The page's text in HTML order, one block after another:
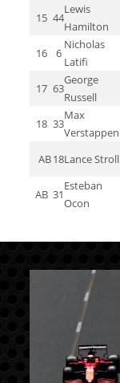
15 44
Lewis
Hamilton
16 6
Nicholas
Latifi
17 63
George
Russell
18 33
Max
Verstappen
AB18Lance Stroll
AB 31
Esteban
Ocon